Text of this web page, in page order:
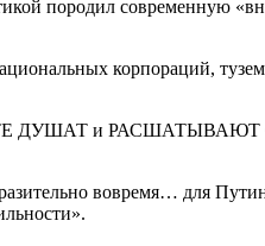
породил современную
корпораций,
ВМЕСТЕ ДУШАТ и
вовремя… для